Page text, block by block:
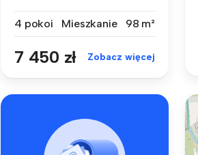
4 pokoi
Mieszkanie 98 m²
7 450 zł Zobacz więcej